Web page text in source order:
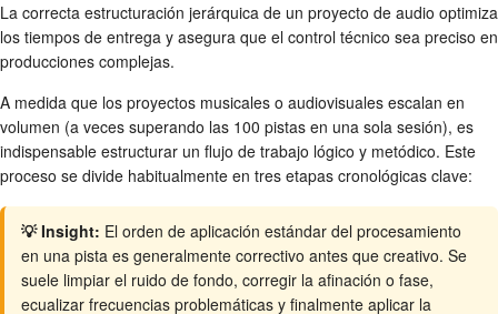
La correcta estructuración jerárquica de un proyecto de audio optimiza
los tiempos de entrega y asegura que el control técnico sea preciso en
producciones complejas.
A medida que los proyectos musicales o audiovisuales escalan en
volumen (a veces superando las 100 pistas en una sola sesión), es
indispensable estructurar un flujo de trabajo lógico y metódico. Este
proceso se divide habitualmente en tres etapas cronológicas clave:
💡 Insight: El orden de aplicación estándar del procesamiento
en una pista es generalmente correctivo antes que creativo. Se
suele limpiar el ruido de fondo, corregir la afinación o fase,
ecualizar frecuencias problemáticas y finalmente aplicar la